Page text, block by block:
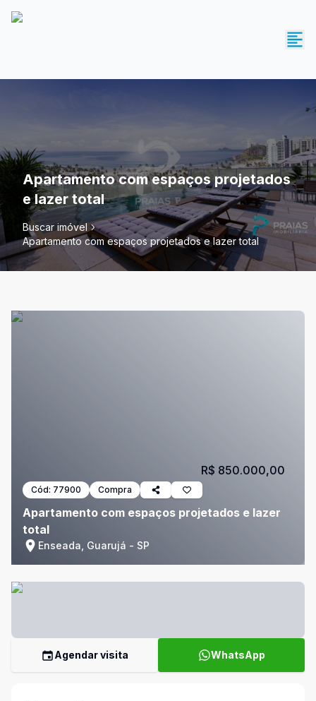
Apartamento com espaços projetados
e lazer total
Buscar imóvel
Apartamento com espaços projetados e lazer total
Cód: 77900 Compra
Apartamento com espaços projetados e lazer
total
Enseada, Guarujá - SP
R$ 850.000,00
Agendar visita WhatsApp